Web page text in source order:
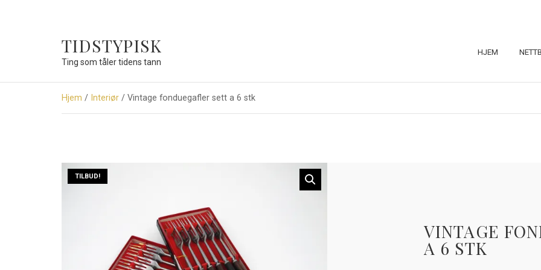
TIDSTYPISK
Ting som tåler tidens tann
HJEM
Hjem / Interiør / Vintage fonduegafler sett a 6 stk
TILBUD!
VINTAGE
A 6 STK